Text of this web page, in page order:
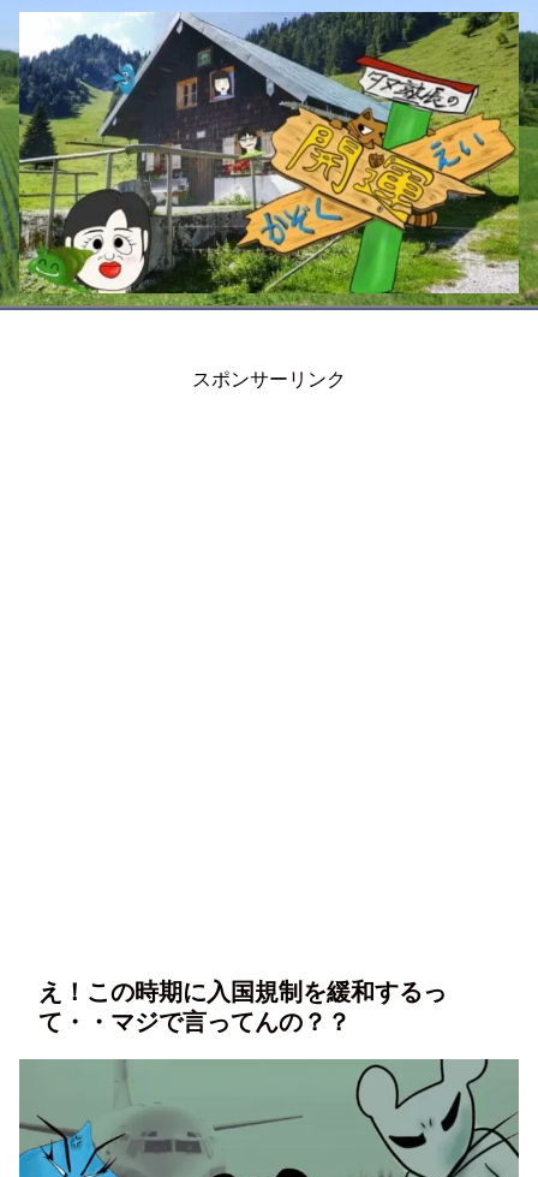
スポンサーリンク
え！この時期に入国規制を緩和するっ
て・・マジで言ってんの？？